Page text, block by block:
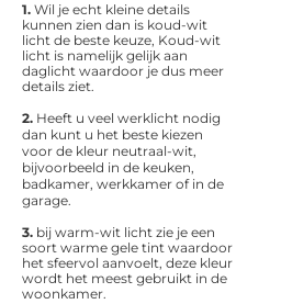
1. Wil je echt kleine details
kunnen zien dan is koud-wit
licht de beste keuze, Koud-wit
licht is namelijk gelijk aan
daglicht waardoor je dus meer
details ziet.
2. Heeft u veel werklicht nodig
dan kunt u het beste kiezen
voor de kleur neutraal-wit,
bijvoorbeeld in de keuken,
badkamer, werkkamer of in de
garage.
3. bij warm-wit licht zie je een
soort warme gele tint waardoor
het sfeervol aanvoelt, deze kleur
wordt het meest gebruikt in de
woonkamer.